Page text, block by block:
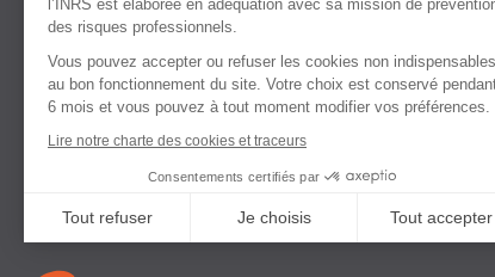
Institut national
de recherche et de sécurité
pour la prévention
des accidents du travail
et des maladies professionnelles